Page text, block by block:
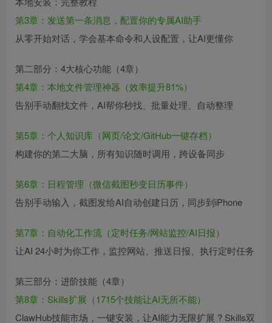
第3章：发送第一条消息，配置你的专属AI助手
从零开始对话，学会基本命令和人设配置，让AI更懂你
第二部分：4大核心功能（4章）
第4章：本地文件管理神器（效率提升81%）
告别手动翻找文件，AI帮你秒找、批量处理、自动整理
第5章：个人知识库（网页/论文/GitHub一键存档）
构建你的第二大脑，所有知识随时调用，跨设备同步
第6章：日程管理（微信截图秒变日历事件）
告别手动输入，截图发给AI自动创建日历，同步到iPhone
第7章：自动化工作流（定时任务/网站监控/AI日报）
让AI 24小时为你工作，监控网站、推送日报、执行定时任务
第三部分：进阶技能（4章）
第8章：Skills扩展（1715个技能让AI无所不能）
ClawHub技能市场，一键安装，让AI能力无限扩展 ? Skills双